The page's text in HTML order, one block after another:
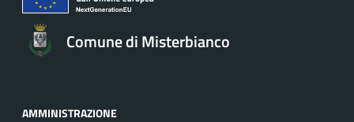
Comune di Misterbianco
AMMINISTRAZIONE